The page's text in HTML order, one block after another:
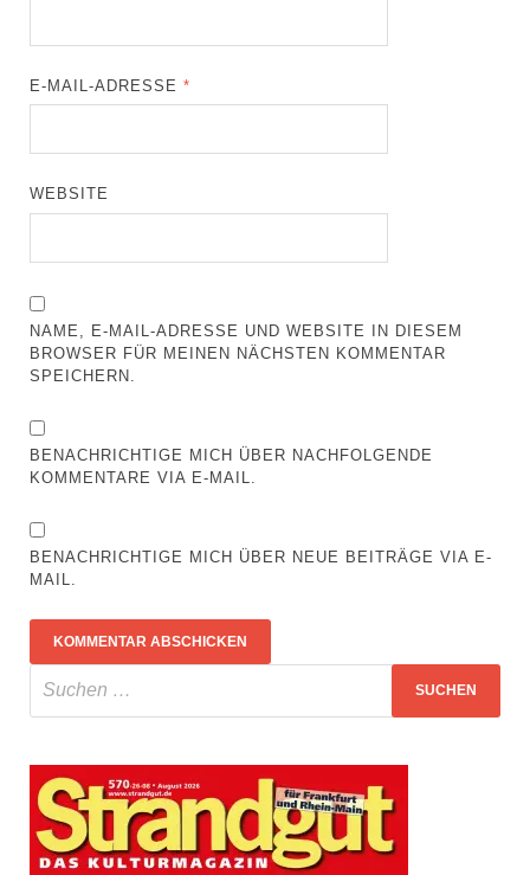
E-MAIL-ADRESSE*
WEBSITE
NAME, E-MAIL-ADRESSE UND WEBSITE IN DIESEM
BROWSER FÜR MEINEN NÄCHSTEN KOMMENTAR
SPEICHERN.
BENACHRICHTIGE MICH ÜBER NACHFOLGENDE
KOMMENTARE VIA E-MAIL.
BENACHRICHTIGE MICH ÜBER NEUE BEITRÄGE VIA E-
MAIL.